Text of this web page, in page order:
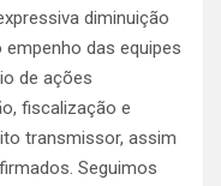
diminuição
das equipes
de ações
fiscalização e
transmissor, assim
Seguimos